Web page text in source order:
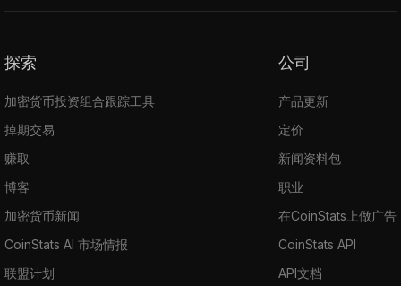
探索
加密货币投资组合跟踪工具
掉期交易
赚取
博客
加密货币新闻
CoinStats AI 市场情报
联盟计划
公司
产品更新
定价
新闻资料包
职业
在CoinStats上做广告
CoinStats API
API文档